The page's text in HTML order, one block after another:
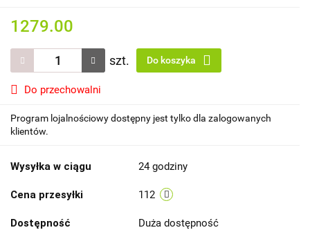
1279.00
szt. Do koszyka
Do przechowalni
Program lojalnościowy dostępny jest tylko dla zalogowanych
klientów.
Wysyłka w ciągu 24 godziny
Cena przesyłki 112
Dostępność Duża dostępność